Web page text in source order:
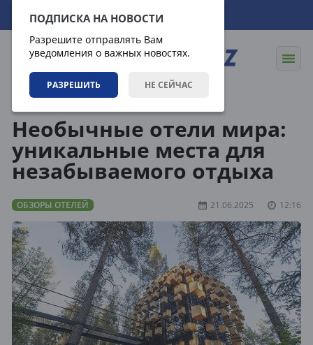
ПОДПИСКА НА НОВОСТИ
Разрешите отправлять Вам
уведомления о важных новостях.
РАЗРЕШИТЬ НЕ СЕЙЧАС
07.08.2026 18:40:13
Необычные отели мира:
уникальные места для
незабываемого отдыха
ОБЗОРЫ ОТЕЛЕЙ 21.06.2025 12:16